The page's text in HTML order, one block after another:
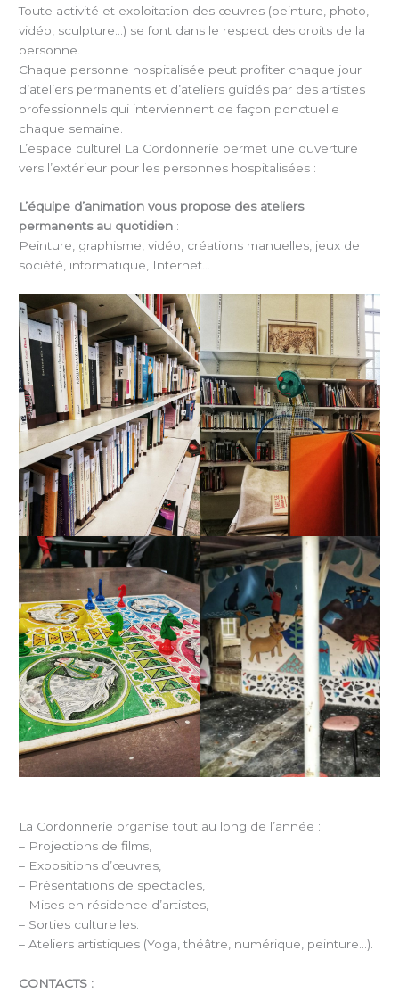
Toute activité et exploitation des œuvres (peinture, photo,
vidéo, sculpture…) se font dans le respect des droits de la
personne.
Chaque personne hospitalisée peut profiter chaque jour
d’ateliers permanents et d’ateliers guidés par des artistes
professionnels qui interviennent de façon ponctuelle
chaque semaine.
L’espace culturel La Cordonnerie permet une ouverture
vers l’extérieur pour les personnes hospitalisées :
L’équipe d’animation vous propose des ateliers
permanents au quotidien :
Peinture, graphisme, vidéo, créations manuelles, jeux de
société, informatique, Internet…
La Cordonnerie organise tout au long de l’année :
– Projections de films,
– Expositions d’œuvres,
– Présentations de spectacles,
– Mises en résidence d’artistes,
– Sorties culturelles.
– Ateliers artistiques (Yoga, théâtre, numérique, peinture…).
CONTACTS :